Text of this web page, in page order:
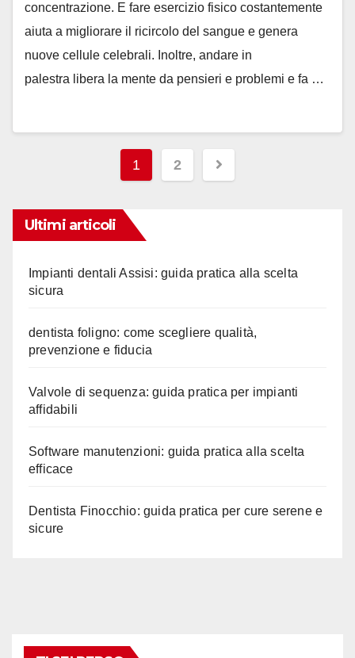
concentrazione. E fare esercizio fisico costantemente
aiuta a migliorare il ricircolo del sangue e genera
nuove cellule celebrali. Inoltre, andare in
palestra libera la mente da pensieri e problemi e fa …
Paginazione
articoli
1 2
Ultimi articoli
Impianti dentali Assisi: guida pratica alla scelta
sicura
dentista foligno: come scegliere qualità,
prevenzione e fiducia
Valvole di sequenza: guida pratica per impianti
affidabili
Software manutenzioni: guida pratica alla scelta
efficace
Dentista Finocchio: guida pratica per cure serene e
sicure